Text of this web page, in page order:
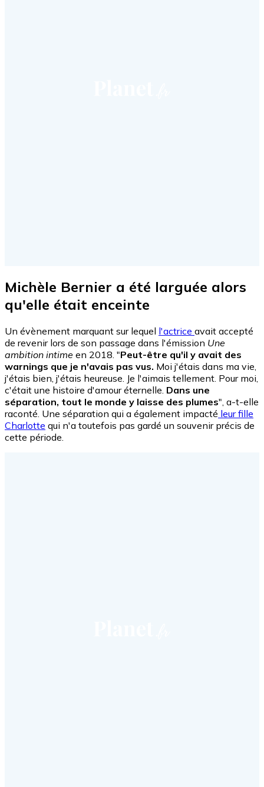
Michèle Bernier a été larguée alors
qu'elle était enceinte
Un évènement marquant sur lequel l'actrice avait accepté
de revenir lors de son passage dans l'émission Une
ambition intime en 2018. "Peut-être qu'il y avait des
warnings que je n'avais pas vus. Moi j'étais dans ma vie,
j'étais bien, j'étais heureuse. Je l'aimais tellement. Pour moi,
c'était une histoire d'amour éternelle. Dans une
séparation, tout le monde y laisse des plumes", a-t-elle
raconté. Une séparation qui a également impacté leur fille
Charlotte qui n'a toutefois pas gardé un souvenir précis de
cette période.